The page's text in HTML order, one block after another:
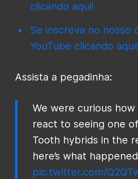
clicando aqui!
Se inscreva no nosso
YouTube clicando aqui!
Assista a pegadinha:
We were curious
react to seeing one
Tooth hybrids in the
here’s what
pic.twitter.com/